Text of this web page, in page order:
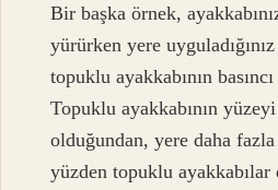
Bir başka örnek,
yürürken yere
topuklu ayakkabının
Topuklu ayakkabının
olduğundan, yere daha
yüzden topuklu ayakkabılar